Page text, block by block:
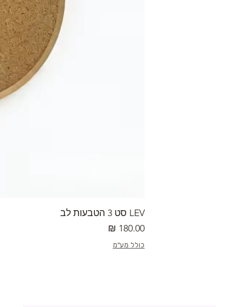
LEV סט 3 הטבעות לב
מחיר
כולל מע"מ